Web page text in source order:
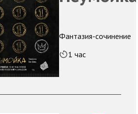
Фантазия-сочинение
1 час